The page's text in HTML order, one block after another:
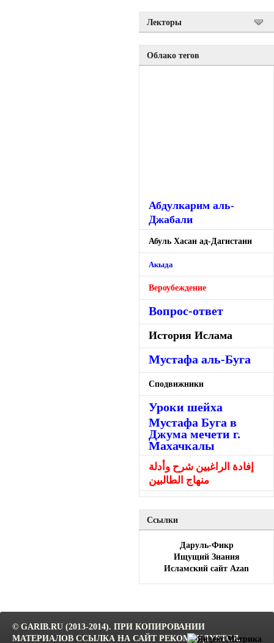
Лекторы
Облако тегов
Абдулкарим аль-
Джабали
Абуль Хасан ад-Дагистани
Акыда
Вероубеждение
Вопрос-ответ
История Ислама
Мустафа аль-Буга
Сподвижники
Уроки шейха
Мустафа Буга в
Джума мечети г.
Махачкалы
إفادة الراغبين شرح وأدلة
منهاج الطالبين
Ссылки
Даруль-Фикр
Ищущий Знания
Исламский сайт Azan
© GARIB.RU (2013-2014). ПРИ КОПИРОВАНИИ
МАТЕРИАЛОВ ССЫЛКА НА САЙТ РЕКОМЕНДУЕТСЯ.